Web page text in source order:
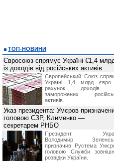
ТОП-НОВИНИ
Євросоюз спрямує Україні €1,4
із доходів від російських активів
Європейський Союз
Україні 1,4 млрд євро
рахунок доходів
заморожених
активів.
Указ президента: Умєров
головою СЗР, Клименко —
секретарем РНБО
Президент
Володимир
призначив Pустема
головою Служби
розвідки України.